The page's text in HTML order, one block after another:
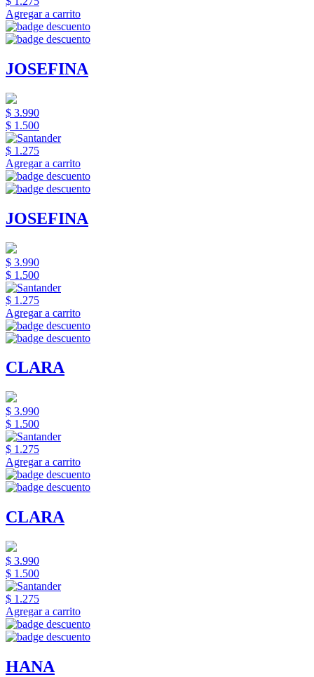
Agregar a carrito
JOSEFINA
$ 3.990
$ 1.500
$ 1.275
Agregar a carrito
JOSEFINA
$ 3.990
$ 1.500
$ 1.275
Agregar a carrito
CLARA
$ 3.990
$ 1.500
$ 1.275
Agregar a carrito
CLARA
$ 3.990
$ 1.500
$ 1.275
Agregar a carrito
HANA